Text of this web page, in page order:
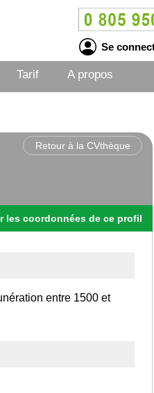
Se
Tarif A propos
Retour à la CVthèque
les coordonnées de ce profil
entre 1500 et